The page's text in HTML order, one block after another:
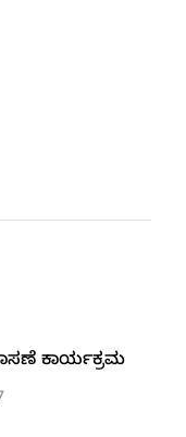
ಕಾರ್ಯಕ್ರಮ